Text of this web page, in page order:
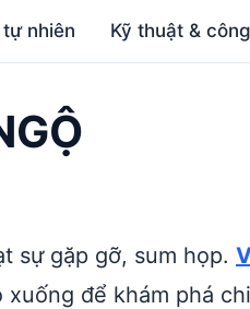
nhiên Kỹ thuật &
sự gặp gỡ, sum họp.
để khám phá